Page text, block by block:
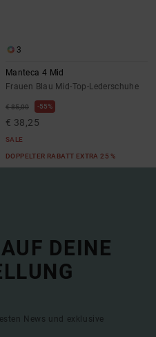
3
Manteca 4 Mid
Frauen Blau Mid-Top-Lederschuhe
€ 85,00 55%
€ 38,25
SALE
DOPPELTER RABATT EXTRA 25 %
DEINE
News und exklusive